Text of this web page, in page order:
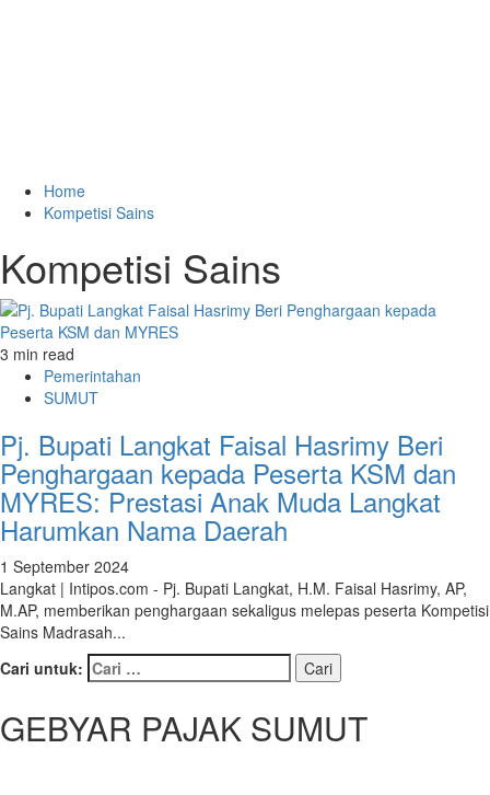
Home
Kompetisi Sains
Kompetisi Sains
3 min read
Pemerintahan
SUMUT
Pj. Bupati Langkat Faisal Hasrimy Beri
Penghargaan kepada Peserta KSM dan
MYRES: Prestasi Anak Muda Langkat
Harumkan Nama Daerah
1 September 2024
Langkat | Intipos.com - Pj. Bupati Langkat, H.M. Faisal Hasrimy, AP,
M.AP, memberikan penghargaan sekaligus melepas peserta Kompetisi
Sains Madrasah...
Cari untuk:
GEBYAR PAJAK SUMUT